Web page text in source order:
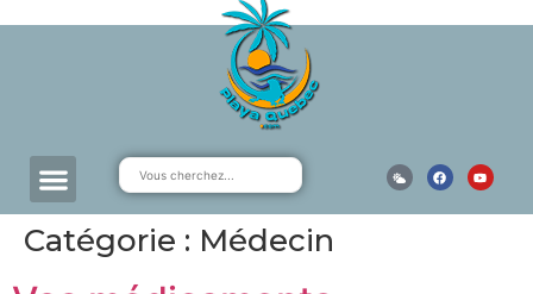
Catégorie : Médecin